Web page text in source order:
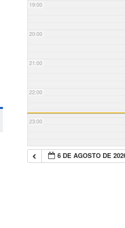
19:00
20:00
21:00
22:00
23:00
6 DE AGOSTO DE